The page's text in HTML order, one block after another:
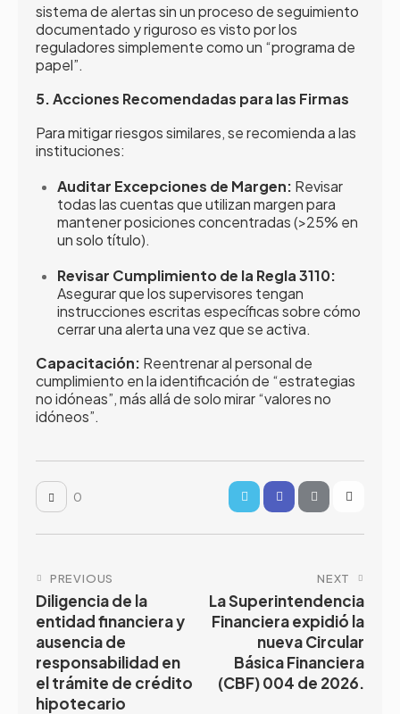
sistema de alertas sin un proceso de seguimiento
documentado y riguroso es visto por los
reguladores simplemente como un “programa de
papel”.
5. Acciones Recomendadas para las Firmas
Para mitigar riesgos similares, se recomienda a las
instituciones:
Auditar Excepciones de Margen: Revisar
todas las cuentas que utilizan margen para
mantener posiciones concentradas (>25% en
un solo título).
Revisar Cumplimiento de la Regla 3110:
Asegurar que los supervisores tengan
instrucciones escritas específicas sobre cómo
cerrar una alerta una vez que se activa.
Capacitación: Reentrenar al personal de
cumplimiento en la identificación de “estrategias
no idóneas”, más allá de solo mirar “valores no
idóneos”.
0
PREVIOUS
Diligencia de la
entidad financiera y
ausencia de
responsabilidad en
el trámite de crédito
hipotecario
NEXT
La Superintendencia
Financiera expidió la
nueva Circular
Básica Financiera
(CBF) 004 de 2026.